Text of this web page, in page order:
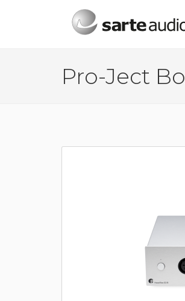
Menú
Pro-Ject